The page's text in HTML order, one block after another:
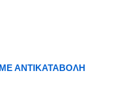
ΑΝΤΙΚΑΤΑΒΟΛΗ